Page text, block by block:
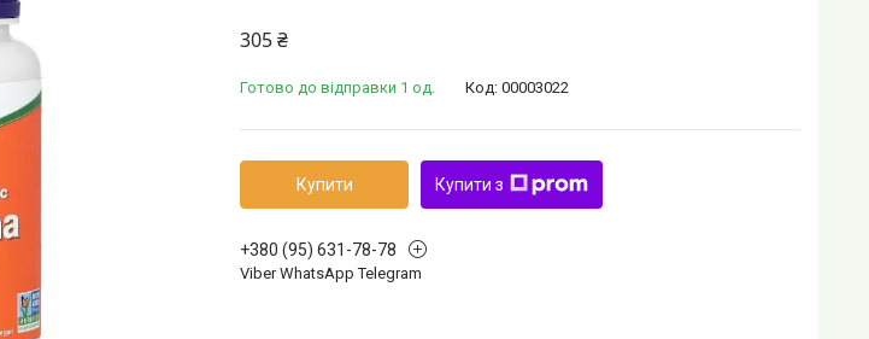
305 ₴
Готово до відправки 1 од. Код: 00003022
Купити Купити з
+380 (95) 631-78-78
Viber WhatsApp Telegram